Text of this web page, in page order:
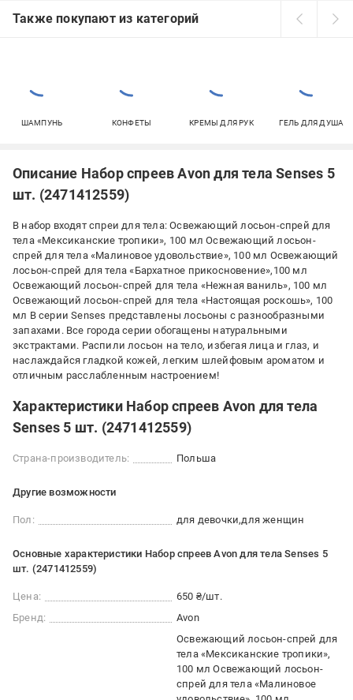
Также покупают из категорий
ШАМПУНЬ КОНФЕТЫ КРЕМЫ ДЛЯ РУК ГЕЛЬ ДЛЯ ДУША
Описание Набор спреев Avon для тела Senses 5
шт. (2471412559)
В набор входят спреи для тела: Освежающий лосьон-спрей для
тела «Мексиканские тропики», 100 мл Освежающий лосьон-
спрей для тела «Малиновое удовольствие», 100 мл Освежающий
лосьон-спрей для тела «Бархатное прикосновение»,100 мл
Освежающий лосьон-спрей для тела «Нежная ваниль», 100 мл
Освежающий лосьон-спрей для тела «Настоящая роскошь», 100
мл В серии Senses представлены лосьоны с разнообразными
запахами. Все города серии обогащены натуральными
экстрактами. Распили лосьон на тело, избегая лица и глаз, и
наслаждайся гладкой кожей, легким шлейфовым ароматом и
отличным расслабленным настроением!
Характеристики Набор спреев Avon для тела
Senses 5 шт. (2471412559)
Страна-производитель: Польша
Другие возможности
Пол: для девочки для женщин
Основные характеристики Набор спреев Avon для тела Senses 5
шт. (2471412559)
Цена:
650 ₴/шт.
Бренд:
Avon
Освежающий лосьон-спрей для
тела «Мексиканские тропики»,
100 мл Освежающий лосьон-
спрей для тела «Малиновое